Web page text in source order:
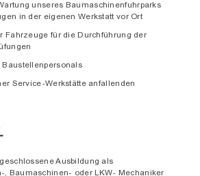
unseres Baumaschinenfuhrparks
in der eigenen Werkstatt vor Ort
Fahrzeuge für die Durchführung der
Baustellenpersonals
Service-Werkstätte anfallenden
Ausbildung als
, Baumaschinen- oder LKW- Mechaniker